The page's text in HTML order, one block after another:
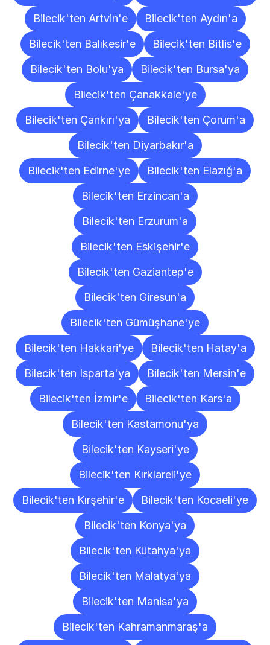
Bilecik'ten Artvin'e
Bilecik'ten Aydın'a
Bilecik'ten Balıkesir'e
Bilecik'ten Bitlis'e
Bilecik'ten Bolu'ya
Bilecik'ten Bursa'ya
Bilecik'ten Çanakkale'ye
Bilecik'ten Çankırı'ya
Bilecik'ten Çorum'a
Bilecik'ten Diyarbakır'a
Bilecik'ten Edirne'ye
Bilecik'ten Elazığ'a
Bilecik'ten Erzincan'a
Bilecik'ten Erzurum'a
Bilecik'ten Eskişehir'e
Bilecik'ten Gaziantep'e
Bilecik'ten Giresun'a
Bilecik'ten Gümüşhane'ye
Bilecik'ten Hakkari'ye
Bilecik'ten Hatay'a
Bilecik'ten Isparta'ya
Bilecik'ten Mersin'e
Bilecik'ten İzmir'e
Bilecik'ten Kars'a
Bilecik'ten Kastamonu'ya
Bilecik'ten Kayseri'ye
Bilecik'ten Kırklareli'ye
Bilecik'ten Kırşehir'e
Bilecik'ten Kocaeli'ye
Bilecik'ten Konya'ya
Bilecik'ten Kütahya'ya
Bilecik'ten Malatya'ya
Bilecik'ten Manisa'ya
Bilecik'ten Kahramanmaraş'a